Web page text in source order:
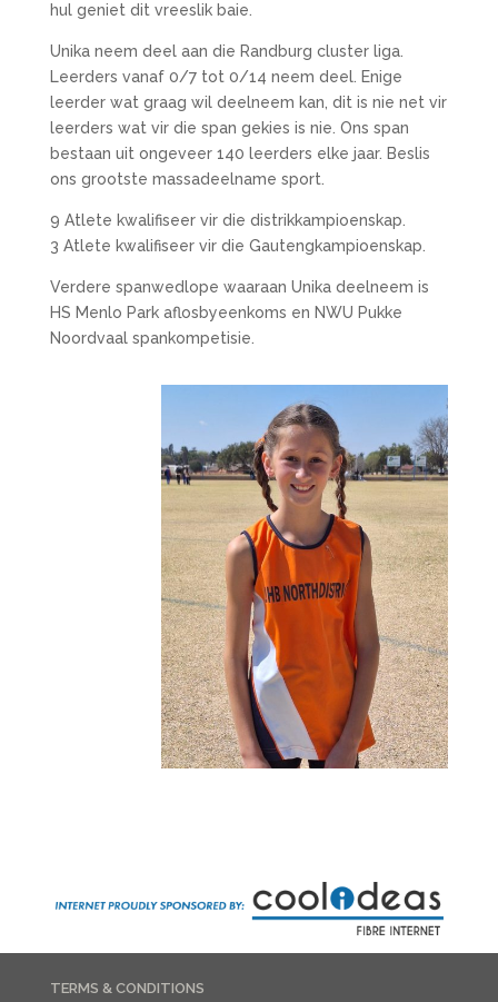
hul geniet dit vreeslik baie.
Unika neem deel aan die Randburg cluster liga.
Leerders vanaf 0/7 tot 0/14 neem deel. Enige
leerder wat graag wil deelneem kan, dit is nie net vir
leerders wat vir die span gekies is nie. Ons span
bestaan uit ongeveer 140 leerders elke jaar. Beslis
ons grootste massadeelname sport.
9 Atlete kwalifiseer vir die distrikkampioenskap.
3 Atlete kwalifiseer vir die Gautengkampioenskap.
Verdere spanwedlope waaraan Unika deelneem is
HS Menlo Park aflosbyeenkoms en NWU Pukke
Noordvaal spankompetisie.
TERMS & CONDITIONS